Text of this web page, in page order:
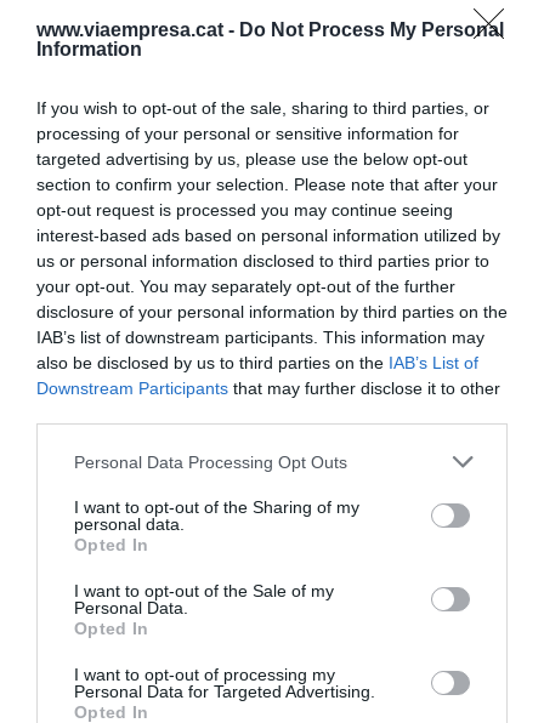
www.viaempresa.cat - Do Not Process My Personal
Information
If you wish to opt-out of the sale, sharing to third parties, or
processing of your personal or sensitive information for
targeted advertising by us, please use the below opt-out
section to confirm your selection. Please note that after your
opt-out request is processed you may continue seeing
interest-based ads based on personal information utilized by
us or personal information disclosed to third parties prior to
your opt-out. You may separately opt-out of the further
disclosure of your personal information by third parties on the
IAB’s list of downstream participants. This information may
also be disclosed by us to third parties on the IAB’s List of
Downstream Participants that may further disclose it to other
Personal Data Processing Opt Outs
I want to opt-out of the Sharing of my
personal data.
Opted In
I want to opt-out of the Sale of my
Personal Data.
Opted In
I want to opt-out of processing my
Personal Data for Targeted Advertising.
Opted In
, que falleció a finales de
2024 y que presentaba el programa Llapis de
AñadirVIA Empresacomo fuente preferida
de Google de forma gratuita
Mantente informado con las últimas noticias de
actualidad
RELACIONADAS